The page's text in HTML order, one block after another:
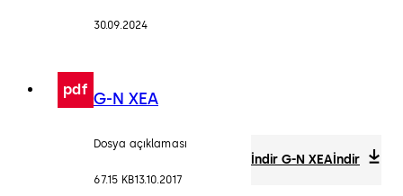
30.09.2024
pdf G-N XEA
Dosya açıklaması
67.15 KB13.10.2017
İndir G-N XEAİndir